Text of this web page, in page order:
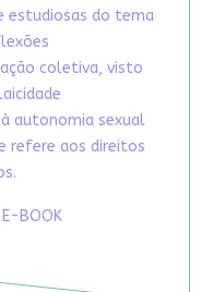
estudiosas do tema
coletiva, visto
autonomia sexual
refere aos direitos
E-BOOK